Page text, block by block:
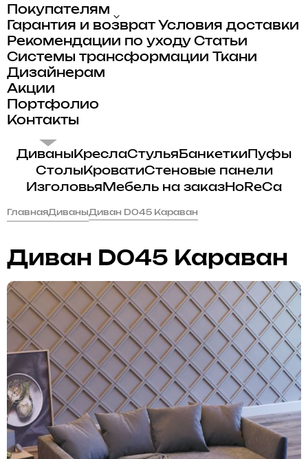
Покупателям
Гарантия и возврат Условия доставки
Рекомендации по уходу Статьи
Системы трансформации
Ткани
Дизайнерам
Акции
Портфолио
Контакты
ДиваныКреслаСтульяБанкеткиПуфы
СтолыКроватиСтеновые панели
Изголовья Мебель на заказHoReCa
ГлавнаяДиваныДиван D045 Караван
Диван D045 Караван